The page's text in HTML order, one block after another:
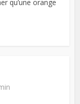
qu’une orange